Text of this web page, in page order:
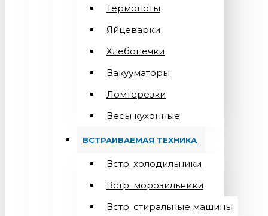
Термопоты
Яйцеварки
Хлебопечки
Вакууматоры
Ломтерезки
Весы кухонные
ВСТРАИВАЕМАЯ ТЕХНИКА
Встр. холодильники
Встр. морозильники
Встр. стиральные машины